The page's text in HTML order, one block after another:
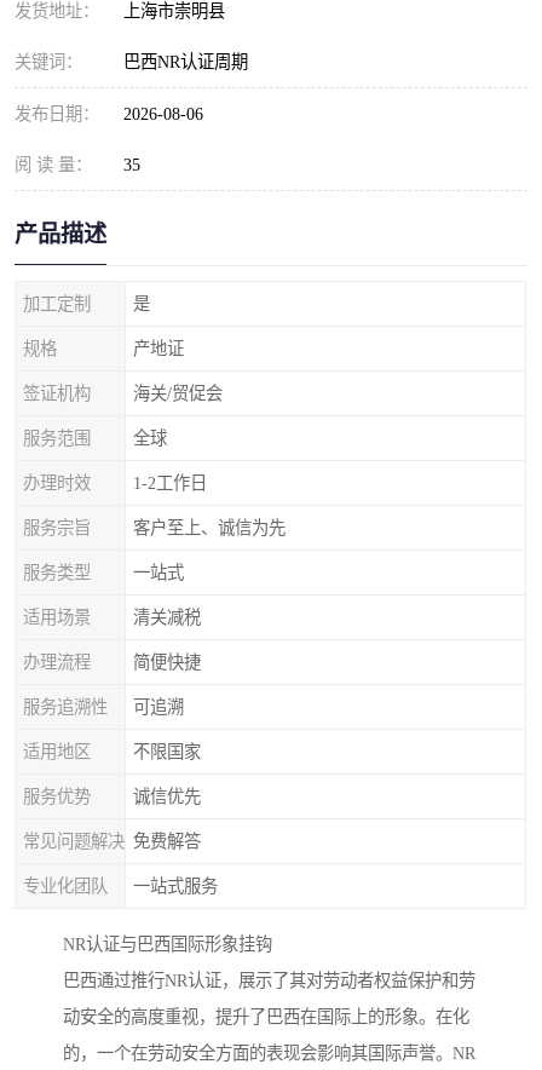
发货地址： 上海市崇明县
关键词： 巴西NR认证周期
发布日期： 2026-08-06
阅 读 量： 35
产品描述
加工定制 是
规格 产地证
签证机构 海关/贸促会
服务范围 全球
办理时效 1-2工作日
服务宗旨 客户至上、诚信为先
服务类型 一站式
适用场景 清关减税
办理流程 简便快捷
服务追溯性 可追溯
适用地区 不限国家
服务优势 诚信优先
常见问题解决 免费解答
专业化团队 一站式服务
NR认证与巴西国际形象挂钩
巴西通过推行NR认证，展示了其对劳动者权益保护和劳
动安全的高度重视，提升了巴西在国际上的形象。在化
的，一个在劳动安全方面的表现会影响其国际声誉。NR